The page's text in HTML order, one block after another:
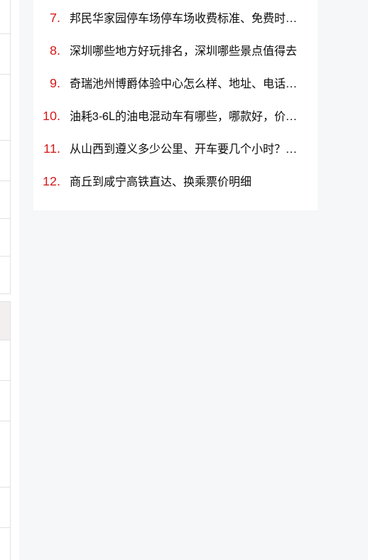
邦民华家园停车场停车场收费标准、免费时长、日租月租信息
深圳哪些地方好玩排名，深圳哪些景点值得去
奇瑞池州博爵体验中心怎么样、地址、电话、上班时间查询
油耗3-6L的油电混动车有哪些，哪款好，价格多少
从山西到遵义多少公里、开车要几个小时？过路费、油费等
商丘到咸宁高铁直达、换乘票价明细